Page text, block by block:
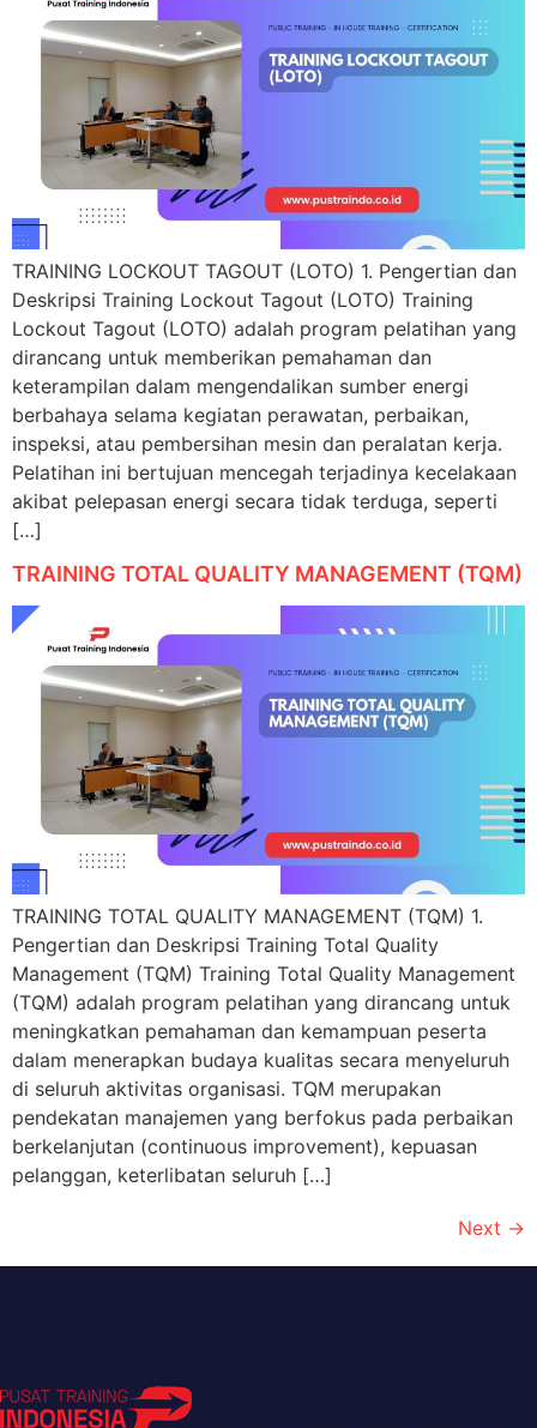
TRAINING LOCKOUT TAGOUT (LOTO) 1. Pengertian dan
Deskripsi Training Lockout Tagout (LOTO) Training
Lockout Tagout (LOTO) adalah program pelatihan yang
dirancang untuk memberikan pemahaman dan
keterampilan dalam mengendalikan sumber energi
berbahaya selama kegiatan perawatan, perbaikan,
inspeksi, atau pembersihan mesin dan peralatan kerja.
Pelatihan ini bertujuan mencegah terjadinya kecelakaan
akibat pelepasan energi secara tidak terduga, seperti
[…]
TRAINING TOTAL QUALITY MANAGEMENT (TQM)
TRAINING TOTAL QUALITY MANAGEMENT (TQM) 1.
Pengertian dan Deskripsi Training Total Quality
Management (TQM) Training Total Quality Management
(TQM) adalah program pelatihan yang dirancang untuk
meningkatkan pemahaman dan kemampuan peserta
dalam menerapkan budaya kualitas secara menyeluruh
di seluruh aktivitas organisasi. TQM merupakan
pendekatan manajemen yang berfokus pada perbaikan
berkelanjutan (continuous improvement), kepuasan
pelanggan, keterlibatan seluruh […]
Next →